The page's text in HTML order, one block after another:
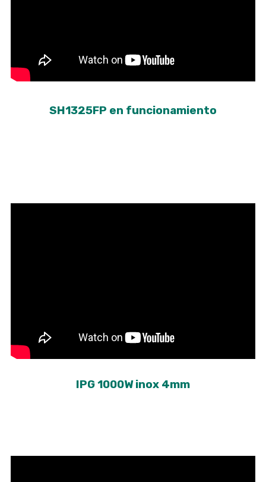
SH1325FP en funcionamiento
IPG 1000W inox 4mm